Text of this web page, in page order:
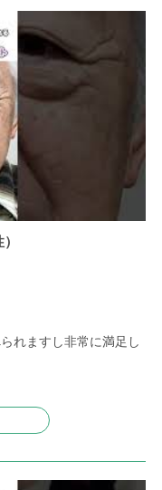
れますし非常に満足し